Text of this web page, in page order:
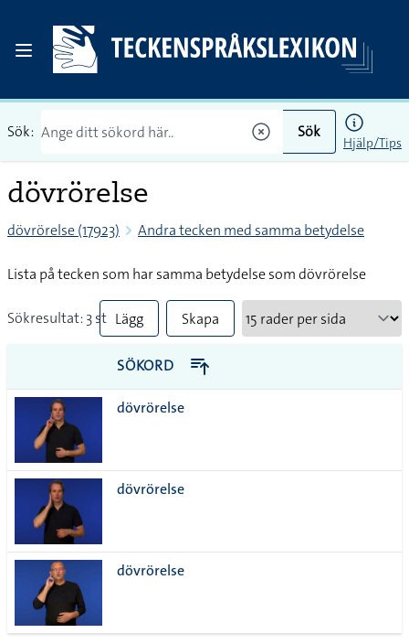
Sök: Sök
Hjälp/Tips
dövrörelse
dövrörelse (17923) Andra tecken med samma betydelse
Lista på tecken som har samma betydelse som dövrörelse
Sökresultat: 3 st Lägg
till
alla i
Skapa
PDF
SÖKORD
dövrörelse
dövrörelse
dövrörelse